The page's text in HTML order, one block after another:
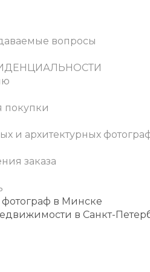
вопросы
покупки
и архитектурных
заказа
в Минске
в Санкт-